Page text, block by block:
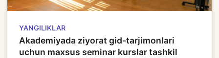
YANGILIKLAR
Akademiyada ziyorat gid-tarjimonlari
uchun maxsus seminar kurslar tashkil